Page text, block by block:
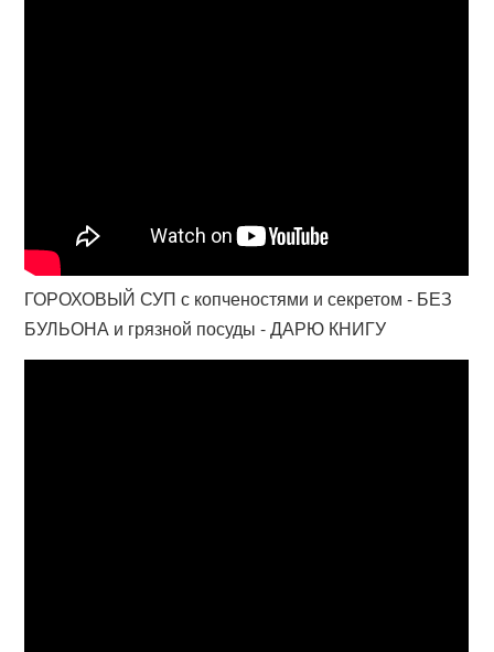
ГОРОХОВЫЙ СУП с копченостями и секретом - БЕЗ
БУЛЬОНА и грязной посуды - ДАРЮ КНИГУ